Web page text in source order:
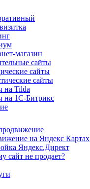
магазин
сайты
сайты
сайты
на Tilda
на 1С-Битрикс
на Яндекс Картах
Яндекс.Директ
сайт не продает?